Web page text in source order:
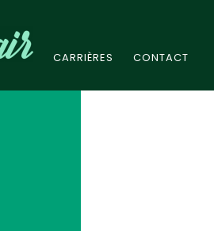
CARRIÈRES CONTACT